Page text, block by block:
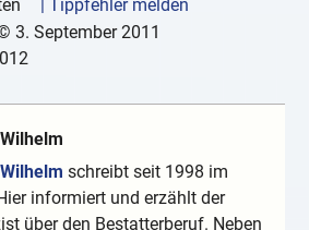
| Tippfehler melden
3. September 2011
schreibt seit 1998 im
informiert und erzählt der
über den Bestatterberuf. Neben